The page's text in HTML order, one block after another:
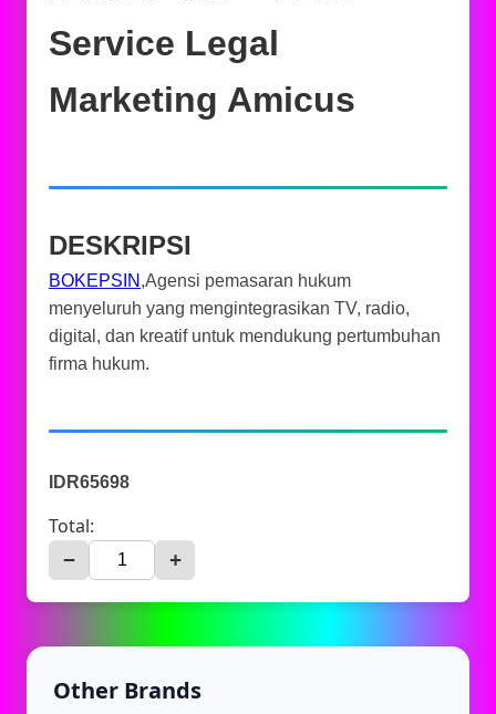
Service Legal
Marketing Amicus
DESKRIPSI
BOKEPSIN ,Agensi pemasaran hukum
menyeluruh yang mengintegrasikan TV, radio,
digital, dan kreatif untuk mendukung pertumbuhan
firma hukum.
IDR65698
Total:
− +
Other Brands